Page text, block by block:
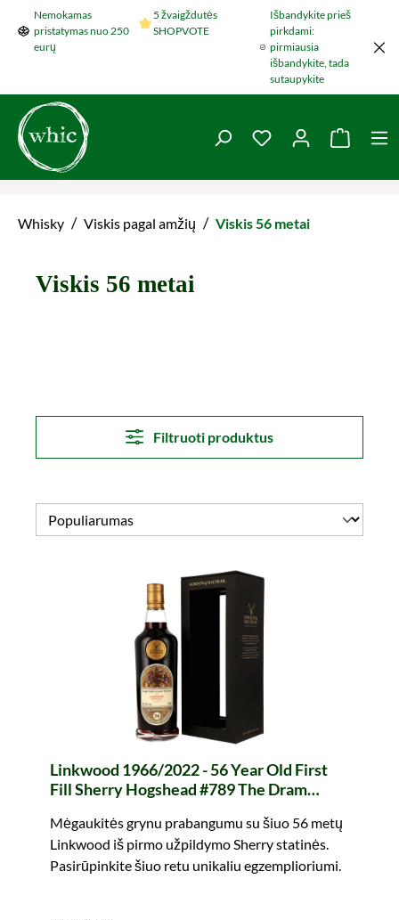
Šokti į pagrindinį turinį
Nemokamas
pristatymas nuo 250
eurų
5 žvaigždutės
SHOPVOTE
Išbandykite prieš
pirkdami:
pirmiausia
išbandykite, tada
sutaupykite
You have 0 wishlist
Whisky / Viskis pagal amžių / Viskis 56 metai
Viskis 56 metai
Filtruoti produktus
Linkwood 1966/2022 - 56 Year Old First
Fill Sherry Hogshead #789 The Dram
Mėgaukitės grynu prabangumu su šiuo 56 metų
Linkwood iš pirmo užpildymo Sherry statinės.
Pasirūpinkite šiuo retu unikaliu egzemplioriumi.